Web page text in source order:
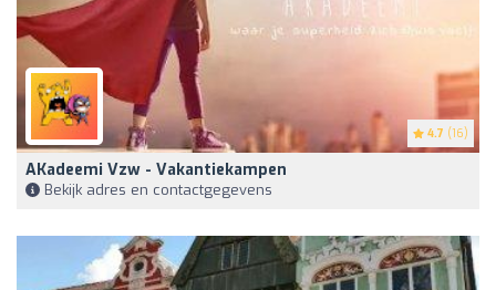
4.7 (16)
AKadeemi Vzw - Vakantiekampen
Bekijk adres en contactgegevens